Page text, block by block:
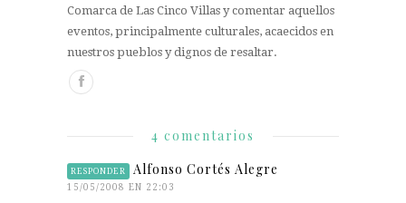
Comarca de Las Cinco Villas y comentar aquellos
eventos, principalmente culturales, acaecidos en
nuestros pueblos y dignos de resaltar.
4 comentarios
RESPONDER Alfonso Cortés Alegre
15/05/2008 EN 22:03